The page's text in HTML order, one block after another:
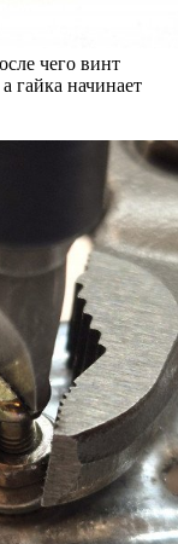
чего винт
гайка начинает